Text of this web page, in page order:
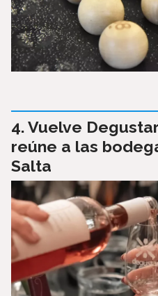
Vuelve
reúne a las
Salta